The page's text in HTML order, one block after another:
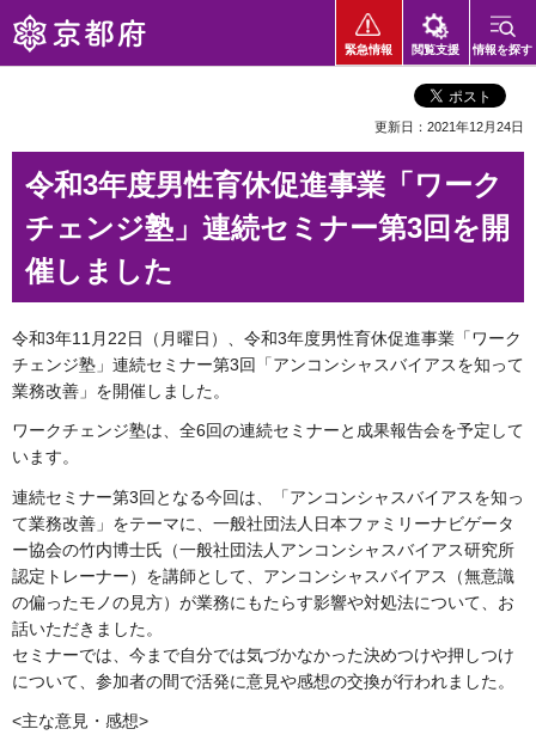
京都府
緊急情報 閲覧支援 情報を探す
更新日：2021年12月24日
令和3年度男性育休促進事業「ワーク
チェンジ塾」連続セミナー第3回を開
催しました
令和3年11月22日（月曜日）、令和3年度男性育休促進事業「ワーク
チェンジ塾」連続セミナー第3回「アンコンシャスバイアスを知って
業務改善」を開催しました。
ワークチェンジ塾は、全6回の連続セミナーと成果報告会を予定して
います。
連続セミナー第3回となる今回は、「アンコンシャスバイアスを知っ
て業務改善」をテーマに、一般社団法人日本ファミリーナビゲータ
ー協会の竹内博士氏（一般社団法人アンコンシャスバイアス研究所
認定トレーナー）を講師として、アンコンシャスバイアス（無意識
の偏ったモノの見方）が業務にもたらす影響や対処法について、お
話いただきました。
セミナーでは、今まで自分では気づかなかった決めつけや押しつけ
について、参加者の間で活発に意見や感想の交換が行われました。
<主な意見・感想>